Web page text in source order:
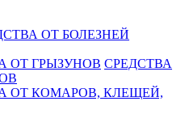
ОТ БОЛЕЗНЕЙ
СРЕДСТВА